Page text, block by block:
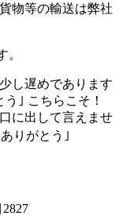
物等の輸送は弊社
。
し遅めであります
｣ こちらこそ！
に出して言えませ
りがとう｣